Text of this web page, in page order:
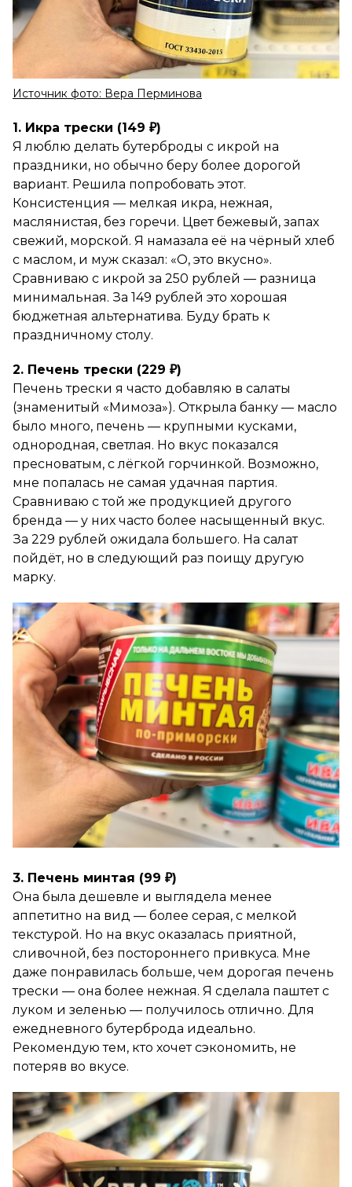
Источник фото: Вера Перминова
1. Икра трески (149 ₽)
Я люблю делать бутерброды с икрой на
праздники, но обычно беру более дорогой
вариант. Решила попробовать этот.
Консистенция — мелкая икра, нежная,
маслянистая, без горечи. Цвет бежевый, запах
свежий, морской. Я намазала её на чёрный хлеб
с маслом, и муж сказал: «О, это вкусно».
Сравниваю с икрой за 250 рублей — разница
минимальная. За 149 рублей это хорошая
бюджетная альтернатива. Буду брать к
праздничному столу.
2. Печень трески (229 ₽)
Печень трески я часто добавляю в салаты
(знаменитый «Мимоза»). Открыла банку — масло
было много, печень — крупными кусками,
однородная, светлая. Но вкус показался
пресноватым, с лёгкой горчинкой. Возможно,
мне попалась не самая удачная партия.
Сравниваю с той же продукцией другого
бренда — у них часто более насыщенный вкус.
За 229 рублей ожидала большего. На салат
пойдёт, но в следующий раз поищу другую
марку.
3. Печень минтая (99 ₽)
Она была дешевле и выглядела менее
аппетитно на вид — более серая, с мелкой
текстурой. Но на вкус оказалась приятной,
сливочной, без постороннего привкуса. Мне
даже понравилась больше, чем дорогая печень
трески — она более нежная. Я сделала паштет с
луком и зеленью — получилось отлично. Для
ежедневного бутерброда идеально.
Рекомендую тем, кто хочет сэкономить, не
потеряв во вкусе.